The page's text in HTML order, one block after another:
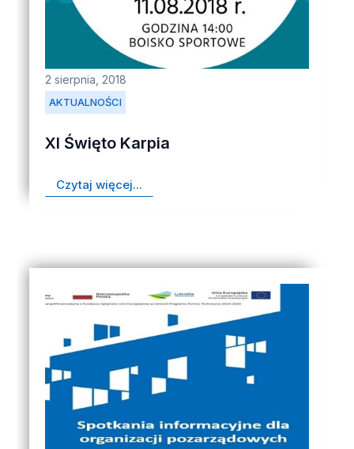
AKTUALNOŚCI
2 sierpnia, 2018
XI Święto Karpia
Czytaj więcej...